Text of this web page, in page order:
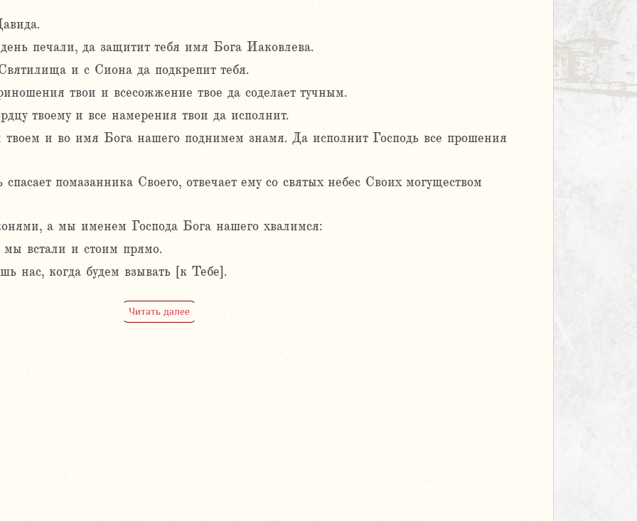
печали, да защитит тебя имя Бога Иаковлева.
и с Сиона да подкрепит тебя.
твои и всесожжение твое да соделает тучным.
твоему и все намерения твои да исполнит.
твоем и во имя Бога нашего поднимем знамя. Да исполнит Господь все прошения
помазанника Своего, отвечает ему со святых небес Своих могуществом
а мы именем Господа Бога нашего хвалимся:
встали и стоим прямо.
нас, когда будем взывать [к Тебе].
Читать далее